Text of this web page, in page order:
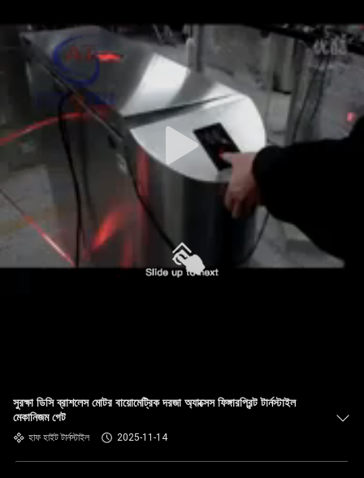
সুরক্ষা ডিসি ব্রাশলেস মোটর বায়োমেট্রিক দরজা অ্যাক্সেস ফিঙ্গারপ্রিন্ট টার্নস্টাইল
মেকানিজম গেট
হাফ হাইট টার্নস্টাইল 2025-11-14